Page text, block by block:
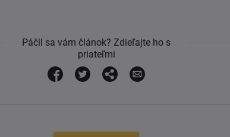
Páčil sa vám článok? Zdieľajte ho s
priateľmi